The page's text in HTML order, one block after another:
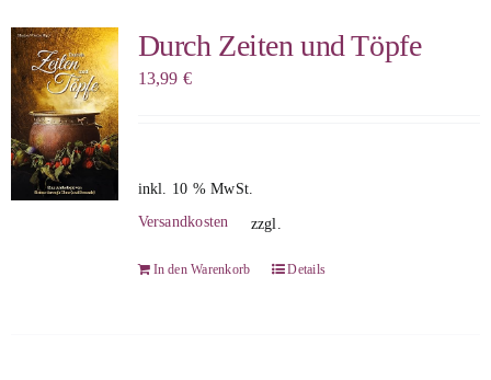
Sophie Berg
Sophia Rauchberg
Dr. Rauchberger
Durch Zeiten und Töpfe
13,99 €
inkl. 10 % MwSt.
zzgl.
Versandkosten
In den Warenkorb Details